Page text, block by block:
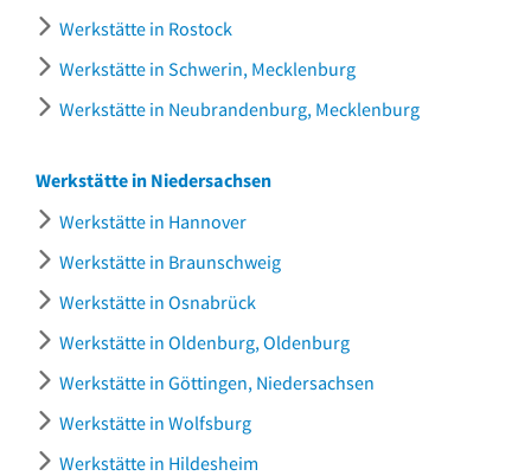
Werkstätte in Rostock
Werkstätte in Schwerin, Mecklenburg
Werkstätte in Neubrandenburg, Mecklenburg
Werkstätte in Niedersachsen
Werkstätte in Hannover
Werkstätte in Braunschweig
Werkstätte in Osnabrück
Werkstätte in Oldenburg, Oldenburg
Werkstätte in Göttingen, Niedersachsen
Werkstätte in Wolfsburg
Werkstätte in Hildesheim